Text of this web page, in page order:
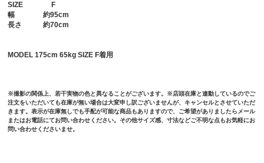
SIZE
F
幅 約95cm
長さ
約70cm
MODEL 175cm 65kg SIZE F着用
※撮影の関係上、若干実物の色と異なることがございます。※店頭在庫と連動しているのでご
注文をいただいても在庫が無い場合は大変申し訳ございませんが、キャンセルとさせていただ
きます。表示が在庫無しでも手配が可能な商品もありますので、ご希望がありましたらメール
またはお電話にてお問い合わせください。その他サイズ感、寸法などご不明な点もお気軽にお
問い合わせくださいませ。